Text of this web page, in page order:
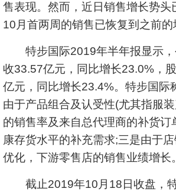
售表现。然而，近日销售增长势头
10月首两周的销售已恢复到之前的
特步国际2019年半年报显示，
收33.57亿元，同比增长23.0%，
亿元，同比增长23.4%。特步国际
由于产品组合及认受性(尤其指服
的销售率及来自总代理商的补货订
康存货水平的补充需求;三是由于
优化，下游零售店的销售业绩增长。
截止2019年10月18日收盘，